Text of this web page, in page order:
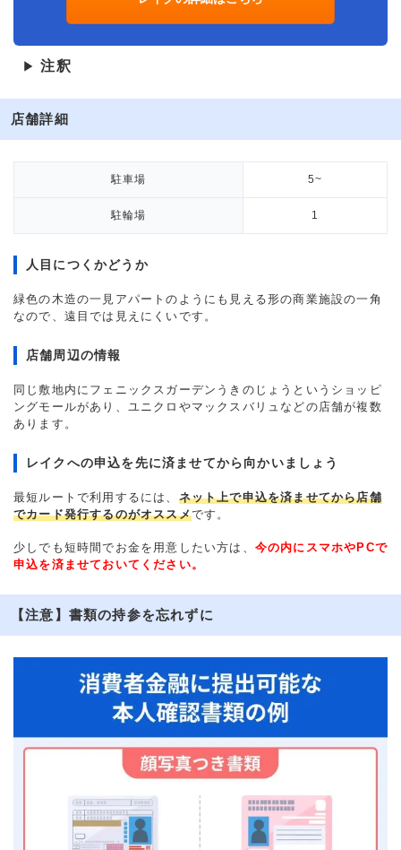
▶ 注釈
店舗詳細
駐車場 5~
駐輪場 1
人目につくかどうか
緑色の木造の一見アパートのようにも見える形の商業施設の一角
なので、遠目では見えにくいです。
店舗周辺の情報
同じ敷地内にフェニックスガーデンうきのじょうというショッピ
ングモールがあり、ユニクロやマックスバリュなどの店舗が複数
あります。
レイクへの申込を先に済ませてから向かいましょう
最短ルートで利用するには、 ネット上で申込を済ませてから店舗
でカード発行するのがオススメです。
少しでも短時間でお金を用意したい方は、 今の内にスマホやPCで
申込を済ませておいてください。
【注意】書類の持参を忘れずに